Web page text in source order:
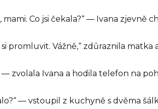
mami. Co jsi čekala?“ — Ivana zjevně
si promluvit. Vážně,“ zdůraznila
— zvolala Ivana a hodila telefon na
— vstoupil z kuchyně s dvěma